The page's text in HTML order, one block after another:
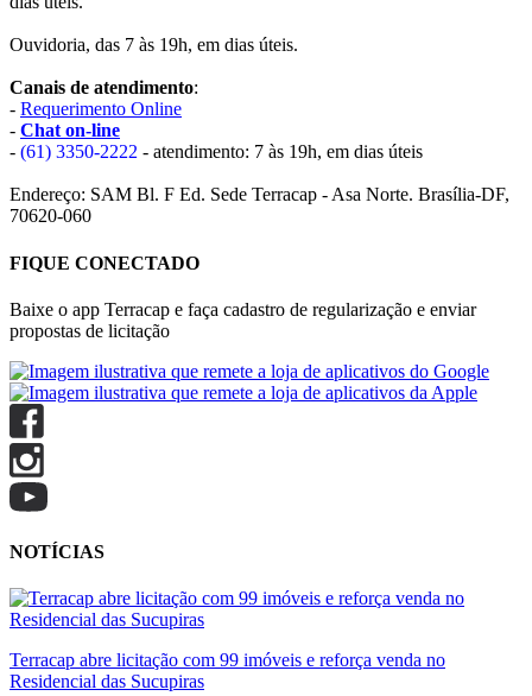
Ouvidoria, das 7 às 19h, em dias úteis.
Canais de atendimento:
- Requerimento Online
- Chat on-line
- (61) 3350-2222 - atendimento: 7 às 19h, em dias úteis
Endereço: SAM Bl. F Ed. Sede Terracap - Asa Norte. Brasília-DF,
70620-060
FIQUE CONECTADO
Baixe o app Terracap e faça cadastro de regularização e enviar
propostas de licitação
NOTÍCIAS
Terracap abre licitação com 99 imóveis e reforça venda no
Residencial das Sucupiras